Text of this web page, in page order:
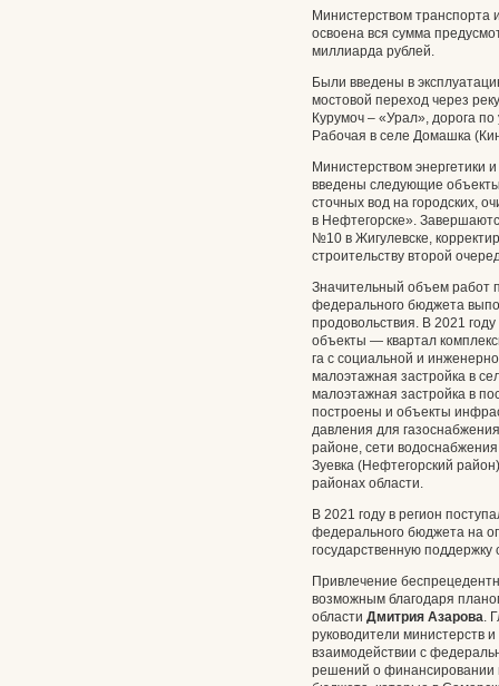
Министерством транспорта
освоена вся сумма
миллиарда рублей.
Были введены в
мостовой переход через
Курумоч – «Урал», дорога
Рабочая в селе Домашка
Министерством энергетики
введены следующие
сточных вод на городских,
в Нефтегорске».
№10 в Жигулевске,
строительству второй
Значительный объем работ
федерального бюджета
продовольствия. В 2021
объекты — квартал
га с социальной и
малоэтажная застройка в
малоэтажная застройка в
построены и объекты
давления для
районе, сети
Зуевка (Нефтегорский
районах области.
В 2021 году в регион
федерального бюджета на
государственную поддержку
Привлечение
возможным благодаря
области Дмитрия Азарова.
руководители министерств
взаимодействии с
решений о финансировании